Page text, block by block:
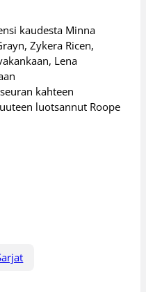
kaudesta Minna
Zykera Ricen,
Lena
kahteen
luotsannut Roope